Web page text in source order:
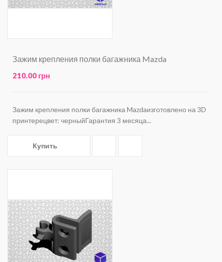
Зажим крепления полки багажника Mazda
210.00 грн
Зажим крепления полки багажника Mazdaизготовлено на 3D
принтерецвет: черныйГарантия 3 месяца...
Купить